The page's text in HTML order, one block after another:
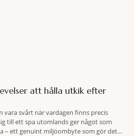
att hålla utkik efter
vara svårt när vardagen finns precis
till ett spa utomlands ger något som
– ett genuint miljöombyte som gör det